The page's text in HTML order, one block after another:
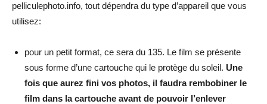
pelliculephoto.info, tout dépendra du type d’appareil que vous
utilisez:
pour un petit format, ce sera du 135. Le film se présente
sous forme d’une cartouche qui le protège du soleil. Une
fois que aurez fini vos photos, il faudra rembobiner le
film dans la cartouche avant de pouvoir l’enlever